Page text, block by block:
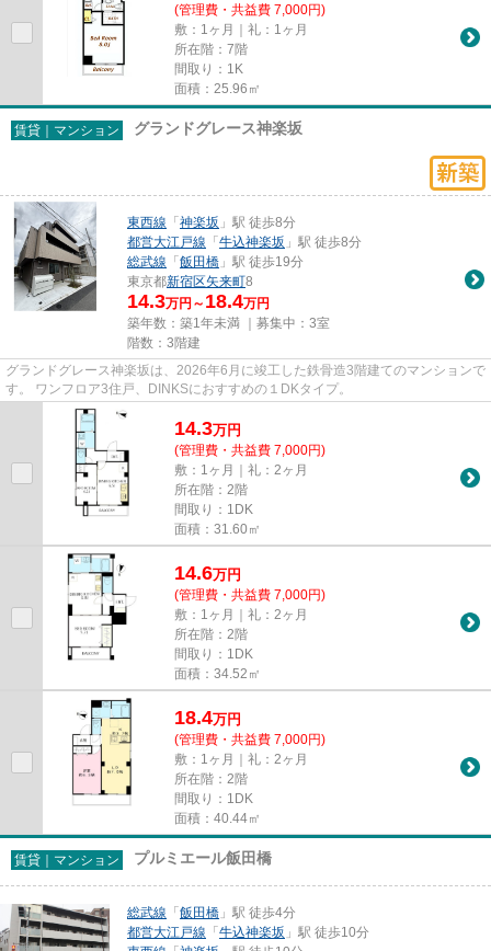
(管理費・共益費 7,000円)
敷：1ヶ月｜礼：1ヶ月
所在階：7階
間取り：1K
面積：25.96㎡
賃貸｜マンション グランドグレース神楽坂
東西線 「 神楽坂 」駅 徒歩8分
都営大江戸線 「 牛込神楽坂 」駅 徒歩8分
総武線 「 飯田橋 」駅 徒歩19分
東京都新宿区矢来町8
14.3万円～ 18.4万円
築年数：築1年未満 ｜募集中： 3室
階数：3階建
グランドグレース神楽坂は、2026年6月に竣工した鉄骨造3階建てのマンションで
す。 ワンフロア3住戸、DINKSにおすすめの１DKタイプ。
14.3万円
(管理費・共益費 7,000円)
敷：1ヶ月｜礼：2ヶ月
所在階：2階
間取り：1DK
面積：31.60㎡
14.6万円
(管理費・共益費 7,000円)
敷：1ヶ月｜礼：2ヶ月
所在階：2階
間取り：1DK
面積：34.52㎡
18.4万円
(管理費・共益費 7,000円)
敷：1ヶ月｜礼：2ヶ月
所在階：2階
間取り：1DK
面積：40.44㎡
賃貸｜マンション プルミエール飯田橋
総武線 「 飯田橋 」駅 徒歩4分
都営大江戸線 「 牛込神楽坂 」駅 徒歩10分